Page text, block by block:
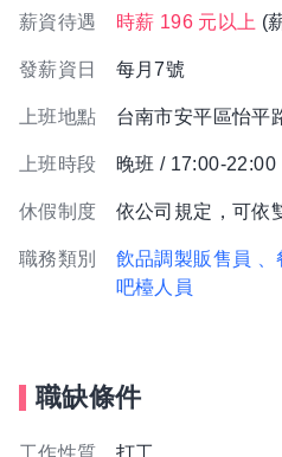
薪資待遇 時薪 196 元以上 (
發薪資日 每月7號
上班地點 台南市安平區怡平
上班時段 晚班 / 17:00-22:00
休假制度 依公司規定，可依
職務類別 飲品調製販售員
吧檯人員
職缺條件
工作性質 打工